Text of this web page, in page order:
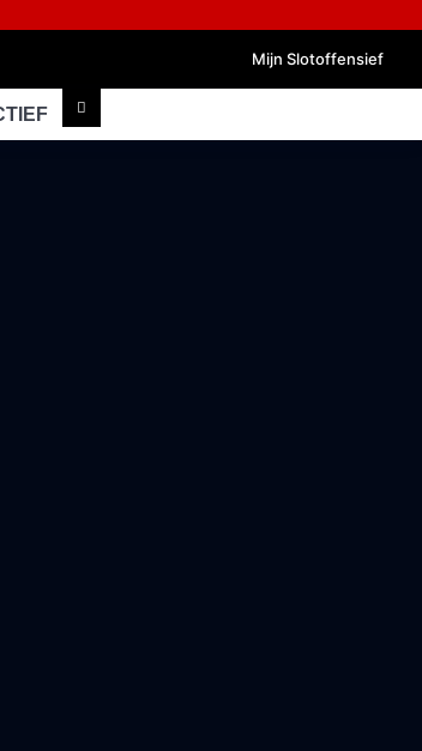
Mijn Slotoffensief